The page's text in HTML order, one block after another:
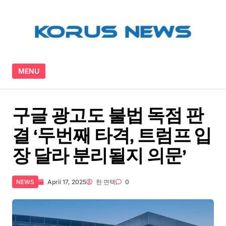
MENU
구글 광고도 불법 독점 판
결 ‘두번째 타격, 트럼프 입
장 달라 분리될지 의문’
NEWS April 17, 2025 한 면택 0